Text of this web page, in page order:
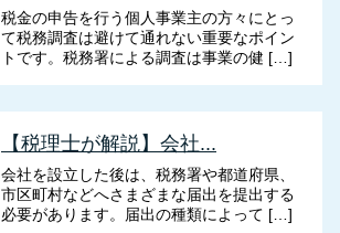
税金の申告を行う個人事業主の方々にとっ
て税務調査は避けて通れない重要なポイン
トです。税務署による調査は事業の健 […]
【税理士が解説】会社...
会社を設立した後は、税務署や都道府県、
市区町村などへさまざまな届出を提出する
必要があります。届出の種類によって […]